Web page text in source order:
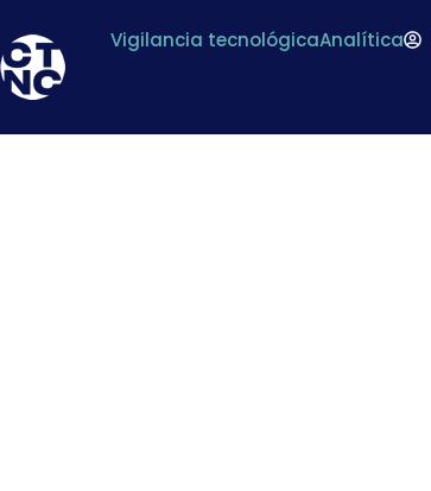
Vigilancia tecnológicaAnalítica